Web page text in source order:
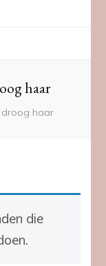
haar
haar
die